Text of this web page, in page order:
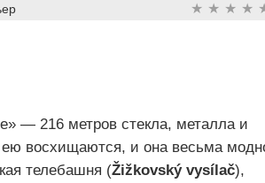
★ ★ ★ ★
— 216 метров стекла, металла и
восхищаются, и она весьма
телебашня (Žižkovský vysílač),